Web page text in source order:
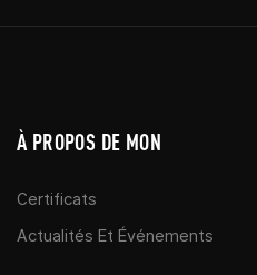
À PROPOS DE MON
Certificats
Actualités Et Événements